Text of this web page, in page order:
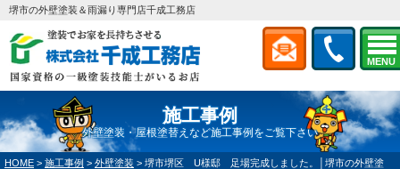
MENU
堺市の外壁塗装＆雨漏り専門店千成工務店
施工事例
外壁塗装・屋根塗替えなど施工事例をご覧下さい
HOME > 施工事例 > 外壁塗装 > 堺市堺区 U様邸 足場完成しました。│堺市の外壁塗